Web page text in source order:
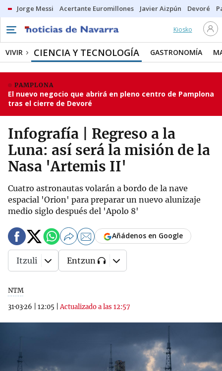
Jorge Messi Acertante Euromillones Javier Aizpún Devoré
Kiosko
VIVIR CIENCIA Y TECNOLOGÍA GASTRONOMÍA
PAMPLONA
El nuevo negocio que abrirá en pleno centro de Pamplona
tras el cierre de Devoré
Infografía | Regreso a la
Luna: así será la misión de la
Nasa 'Artemis II'
Cuatro astronautas volarán a bordo de la nave
espacial 'Orion' para preparar un nuevo alunizaje
medio siglo después del 'Apolo 8'
NTM
31·03·26
12:05 |Actualizado a las 12:57
Añádenos en Google
Itzuli Entzun